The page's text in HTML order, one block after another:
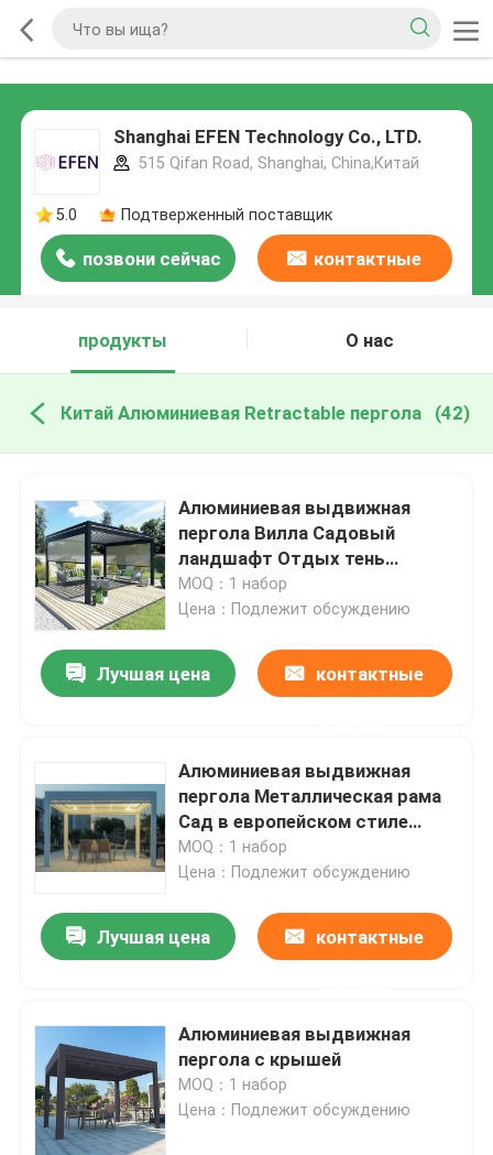
Shanghai EFEN Technology Co., LTD.
515 Qifan Road, Shanghai, China,Китай
5.0 Подтверженный поставщик
позвони сейчас контактные
продукты
О нас
Китай Алюминиевая Retractable пергола (42)
Алюминиевая выдвижная
пергола Вилла Садовый
ландшафт Отдых тень
Пергола
MOQ：1 набор
Цена：Подлежит обсуждению
Лучшая цена контактные
Алюминиевая выдвижная
пергола Металлическая рама
Сад в европейском стиле
Лауверный павильон
MOQ：1 набор
Цена：Подлежит обсуждению
Лучшая цена контактные
Алюминиевая выдвижная
пергола с крышей
MOQ：1 набор
Цена：Подлежит обсуждению